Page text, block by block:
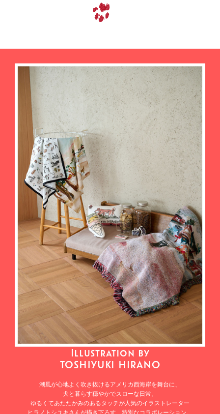
Illustration by
TOSHIYUKI HIRANO
潮風が心地よく吹き抜けるアメリカ西海岸を舞台に、
犬と暮らす穏やかでスローな日常。
ゆるくてあたたかみのあるタッチが人気のイラストレーター
ヒラノトシユキさんが描き下ろす、特別なコラボレーション。